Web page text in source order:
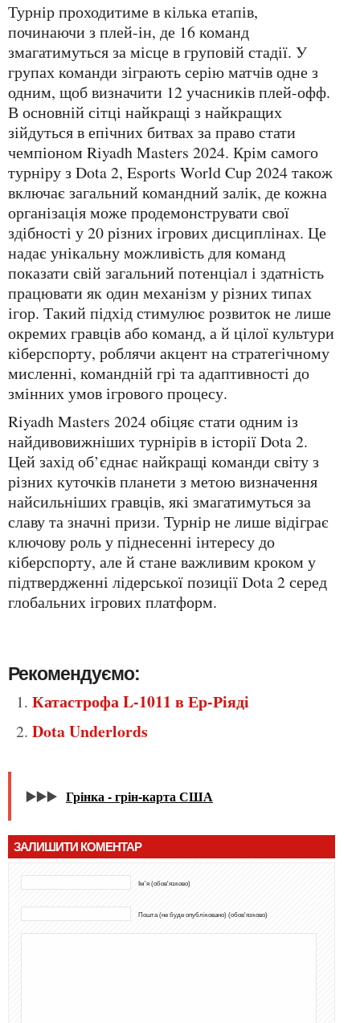
Турнір проходитиме в кілька етапів,
починаючи з плей-ін, де 16 команд
змагатимуться за місце в груповій стадії. У
групах команди зіграють серію матчів одне з
одним, щоб визначити 12 учасників плей-офф.
В основній сітці найкращі з найкращих
зійдуться в епічних битвах за право стати
чемпіоном Riyadh Masters 2024. Крім самого
турніру з Dota 2, Esports World Cup 2024 також
включає загальний командний залік, де кожна
організація може продемонструвати свої
здібності у 20 різних ігрових дисциплінах. Це
надає унікальну можливість для команд
показати свій загальний потенціал і здатність
працювати як один механізм у різних типах
ігор. Такий підхід стимулює розвиток не лише
окремих гравців або команд, а й цілої культури
кіберспорту, роблячи акцент на стратегічному
мисленні, командній грі та адаптивності до
змінних умов ігрового процесу.
Riyadh Masters 2024 обіцяє стати одним із
найдивовижніших турнірів в історії Dota 2.
Цей захід об’єднає найкращі команди світу з
різних куточків планети з метою визначення
найсильніших гравців, які змагатимуться за
славу та значні призи. Турнір не лише відіграє
ключову роль у піднесенні інтересу до
кіберспорту, але й стане важливим кроком у
підтвердженні лідерської позиції Dota 2 серед
глобальних ігрових платформ.
Рекомендуємо:
Катастрофа L-1011 в Ер-Ріяді
Dota Underlords
▶️▶️▶️ Грінка - грін-карта США
ЗАЛИШИТИ КОМЕНТАР
Ім'я (обов'язково)
Пошта (не буде опубліковано) (обов'язково)